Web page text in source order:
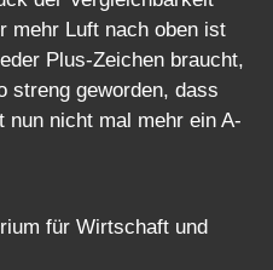
mehr Luft nach oben ist
Plus-Zeichen braucht,
streng geworden, dass
nun nicht mal mehr ein A-
für Wirtschaft und